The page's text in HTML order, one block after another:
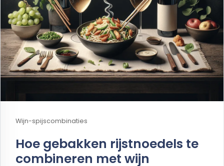
Wijn-spijscombinaties
Hoe gebakken rijstnoedels te
combineren met wijn